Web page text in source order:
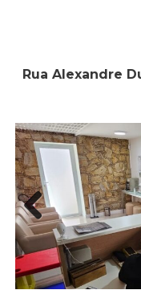
Rua Alexandre
Prev
ious